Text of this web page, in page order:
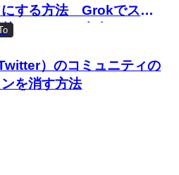
にする方法 Grokでスマ
くなるって本当？
）のコミュニティの
を消す方法